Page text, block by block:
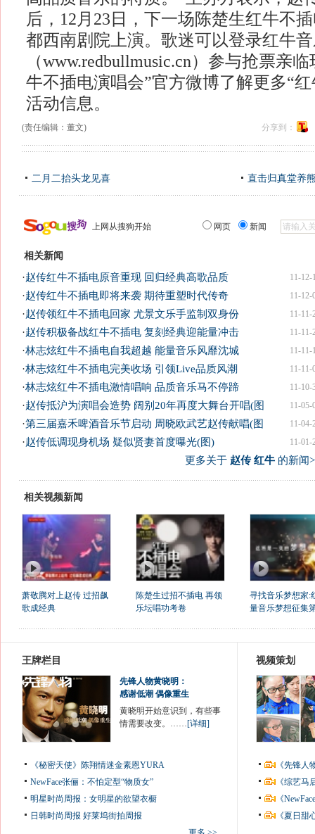
后，12月23日，下一场陈楚生红牛不
都西南剧院上演。歌迷可以登录红牛
（www.redbullmusic.cn）参与抢票亲
牛不插电演唱会”官方微博了解更多“
活动信息。
(责任编辑：董文) 分享到：
二月二抬头龙见喜 直击归真堂养
上网从搜狗开始 网页 新闻
相关新闻
11-12-
·赵传红牛不插电原音重现 回归经典高歌品质
11-12-
·赵传红牛不插电即将来袭 期待重塑时代传奇
11-11-
·赵传领红牛不插电回家 尤景文乐手监制双身份
11-11-
·赵传积极备战红牛不插电 复刻经典迎能量冲击
11-11-
·林志炫红牛不插电自我超越 能量音乐风靡沈城
11-11-
·林志炫红牛不插电完美收场 引领Live品质风潮
11-10-
·林志炫红牛不插电激情唱响 品质音乐马不停蹄
11-05-
·赵传抵沪为演唱会造势 阔别20年再度大舞台开唱(图
11-04-
·第三届嘉禾啤酒音乐节启动 周晓欧武艺赵传献唱(图
11-01-
·赵传低调现身机场 疑似贤妻首度曝光(图)
更多关于 赵传 红牛的新闻
相关视频新闻
萧敬腾对上赵传 过招飙
歌成经典
陈楚生过招不插电 再领
乐坛唱功考卷
寻找音乐梦想家:
量音乐梦想征集
王牌栏目
先锋人物黄晓明：
感谢低潮 偶像重生
黄晓明开始意识到，有些事
情需要改变。……[详细]
《秘密天使》陈翔情迷金素恩YURA
NewFace张俪：不怕定型“物质女”
明星时尚周报：女明星的欲望衣橱
日韩时尚周报 好莱坞街拍周报
视频策划
《先锋
《综艺
《
《夏日